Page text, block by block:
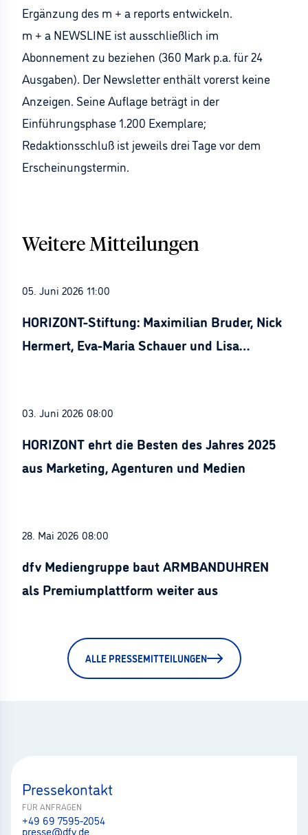
Ergänzung des m + a reports entwickeln.
m + a NEWSLINE ist ausschließlich im
Abonnement zu beziehen (360 Mark p.a. für 24
Ausgaben). Der Newsletter enthält vorerst keine
Anzeigen. Seine Auflage beträgt in der
Einführungsphase 1.200 Exemplare;
Redaktionsschluß ist jeweils drei Tage vor dem
Erscheinungstermin.
Weitere Mitteilungen
05. Juni 2026 11:00
HORIZONT-Stiftung: Maximilian Bruder, Nick
Hermert, Eva-Maria Schauer und Lisa
03. Juni 2026 08:00
HORIZONT ehrt die Besten des Jahres 2025
aus Marketing, Agenturen und Medien
28. Mai 2026 08:00
dfv Mediengruppe baut ARMBANDUHREN
als Premiumplattform weiter aus
ALLE PRESSEMITTEILUNGEN
Pressekontakt
FÜR ANFRAGEN
+49 69 7595-2054
presse@dfv.de